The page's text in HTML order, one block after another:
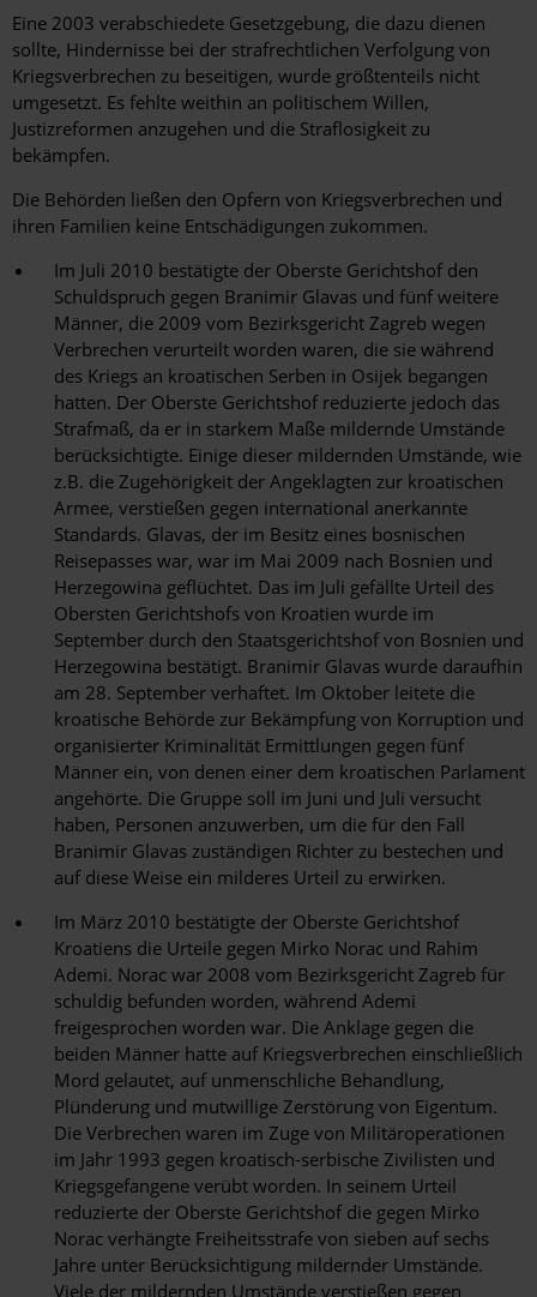
Eine 2003 verabschiedete Gesetzgebung, die dazu dienen
sollte, Hindernisse bei der strafrechtlichen Verfolgung von
Kriegsverbrechen zu beseitigen, wurde größtenteils nicht
umgesetzt. Es fehlte weithin an politischem Willen,
Justizreformen anzugehen und die Straflosigkeit zu
bekämpfen.
Die Behörden ließen den Opfern von Kriegsverbrechen und
ihren Familien keine Entschädigungen zukommen.
Im Juli 2010 bestätigte der Oberste Gerichtshof den
Schuldspruch gegen Branimir Glavas und fünf weitere
Männer, die 2009 vom Bezirksgericht Zagreb wegen
Verbrechen verurteilt worden waren, die sie während
des Kriegs an kroatischen Serben in Osijek begangen
hatten. Der Oberste Gerichtshof reduzierte jedoch das
Strafmaß, da er in starkem Maße mildernde Umstände
berücksichtigte. Einige dieser mildernden Umstände, wie
z.B. die Zugehörigkeit der Angeklagten zur kroatischen
Armee, verstießen gegen international anerkannte
Standards. Glavas, der im Besitz eines bosnischen
Reisepasses war, war im Mai 2009 nach Bosnien und
Herzegowina geflüchtet. Das im Juli gefällte Urteil des
Obersten Gerichtshofs von Kroatien wurde im
September durch den Staatsgerichtshof von Bosnien und
Herzegowina bestätigt. Branimir Glavas wurde daraufhin
am 28. September verhaftet. Im Oktober leitete die
kroatische Behörde zur Bekämpfung von Korruption und
organisierter Kriminalität Ermittlungen gegen fünf
Männer ein, von denen einer dem kroatischen Parlament
angehörte. Die Gruppe soll im Juni und Juli versucht
haben, Personen anzuwerben, um die für den Fall
Branimir Glavas zuständigen Richter zu bestechen und
auf diese Weise ein milderes Urteil zu erwirken.
Im März 2010 bestätigte der Oberste Gerichtshof
Kroatiens die Urteile gegen Mirko Norac und Rahim
Ademi. Norac war 2008 vom Bezirksgericht Zagreb für
schuldig befunden worden, während Ademi
freigesprochen worden war. Die Anklage gegen die
beiden Männer hatte auf Kriegsverbrechen einschließlich
Mord gelautet, auf unmenschliche Behandlung,
Plünderung und mutwillige Zerstörung von Eigentum.
Die Verbrechen waren im Zuge von Militäroperationen
im Jahr 1993 gegen kroatisch-serbische Zivilisten und
Kriegsgefangene verübt worden. In seinem Urteil
reduzierte der Oberste Gerichtshof die gegen Mirko
Norac verhängte Freiheitsstrafe von sieben auf sechs
Jahre unter Berücksichtigung mildernder Umstände.
Viele der mildernden Umstände verstießen gegen